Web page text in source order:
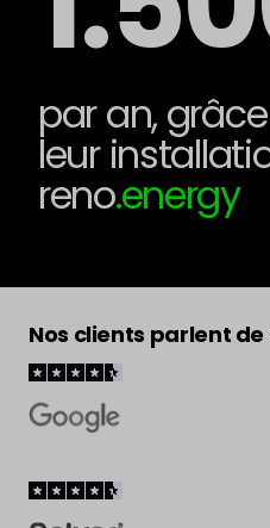
par an,
leur
reno.energy
Nos clients parlent de